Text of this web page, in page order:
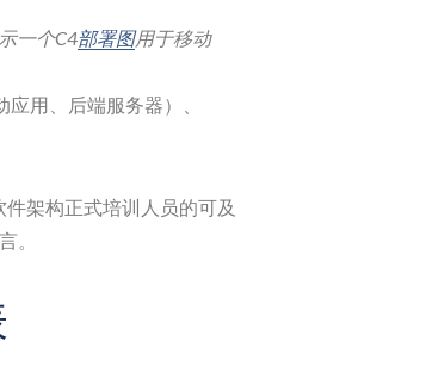
一个C4部署图用于移动
用、后端服务器）、
架构正式培训人员的可及
。